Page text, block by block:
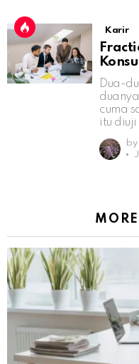
Karir
Dua-
cuma
itu
by